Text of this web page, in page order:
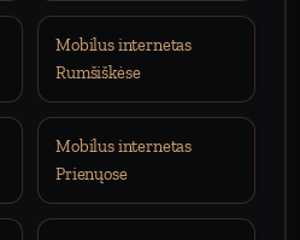
Mobilus internetas
Rumšiškėse
Mobilus internetas
Prienųose